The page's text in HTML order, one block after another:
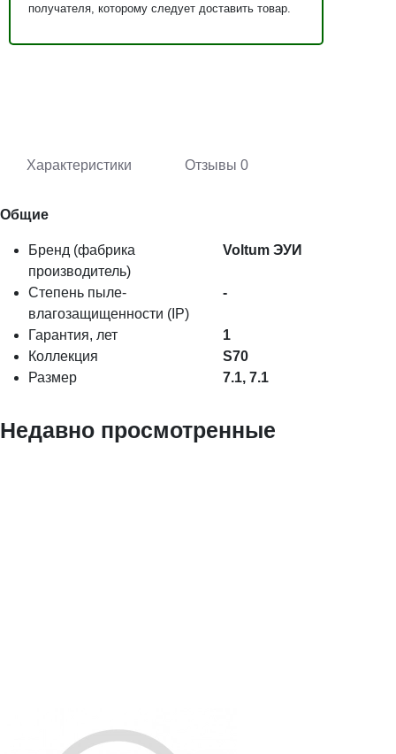
получателя, которому следует доставить товар.
Характеристики Отзывы 0
Общие
Бренд (фабрика
производитель)
Voltum ЭУИ
Степень пыле-
влагозащищенности (IP)
-
Гарантия, лет
1
Коллекция
S70
Размер
7.1, 7.1
Недавно просмотренные